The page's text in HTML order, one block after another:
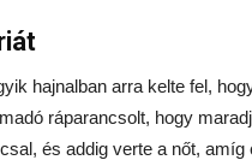
hajnalban arra kelte fel,
ráparancsolt, hogy
és addig verte a nőt,